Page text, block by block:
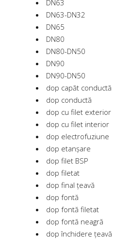
DN63
DN63-DN32
DN65
DN80
DN80-DN50
DN90
DN90-DN50
dop capăt conductă
dop conductă
dop cu filet exterior
dop cu filet interior
dop electrofuziune
dop etanșare
dop filet BSP
dop filetat
dop final țeavă
dop fontă
dop fontă filetat
dop fontă neagră
dop închidere țeavă